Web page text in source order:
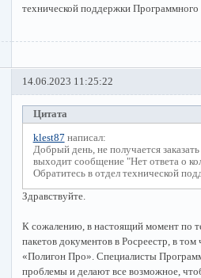
технической поддержки Программного
14.06.2023 11:25:22
Цитата
klest87 написал:
Добрый день, не получается
выходит сообщение "Нет ответа о
Обратитесь в отдел технической
Здравствуйте.
К сожалению, в настоящий момент по
пакетов документов в Росреестр, в
«Полигон Про». Специалисты
проблемы и делают все возможное,